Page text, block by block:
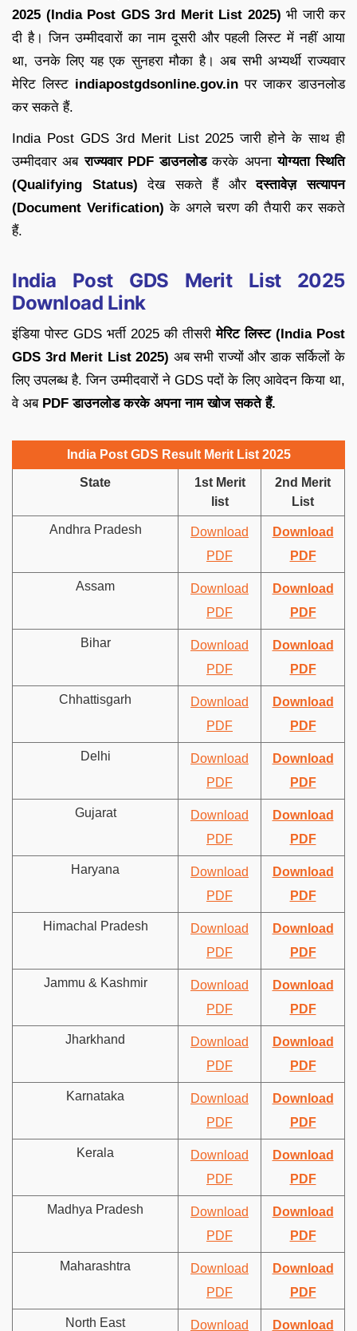
2025 (India Post GDS 3rd Merit List 2025) भी जारी कर
दी है। जिन उम्मीदवारों का नाम दूसरी और पहली लिस्ट में नहीं आया
था, उनके लिए यह एक सुनहरा मौका है। अब सभी अभ्यर्थी राज्यवार
मेरिट लिस्ट indiapostgdsonline.gov.in पर जाकर डाउनलोड
कर सकते हैं.
India Post GDS 3rd Merit List 2025 जारी होने के साथ ही
उम्मीदवार अबराज्यवार PDF डाउनलोडकरके अपनायोग्यता स्थिति
(Qualifying Status) देख सकते हैं औरदस्तावेज़ सत्यापन
(Document Verification) के अगले चरण की तैयारी कर सकते
हैं.
India Post GDS Merit List 2025
Download Link
इंडिया पोस्ट GDS भर्ती 2025 की तीसरी मेरिट लिस्ट (India Post
GDS 3rd Merit List 2025) अब सभी राज्यों और डाक सर्किलों के
लिए उपलब्ध है. जिन उम्मीदवारों ने GDS पदों के लिए आवेदन किया था,
वे अब PDF डाउनलोड करके अपना नाम खोज सकते हैं.
India Post GDS Result Merit List 2025
State
1st Merit
list
2nd Merit
List
Andhra Pradesh
Download
PDF
Download
PDF
Assam
Download
PDF
Download
PDF
Bihar
Download
PDF
Download
PDF
Chhattisgarh
Download
PDF
Download
PDF
Delhi
Download
PDF
Download
PDF
Gujarat
Download
PDF
Download
PDF
Haryana
Download
PDF
Download
PDF
Himachal Pradesh
Download
PDF
Download
PDF
Jammu & Kashmir
Download
PDF
Download
PDF
Jharkhand
Download
PDF
Download
PDF
Karnataka
Download
PDF
Download
PDF
Kerala
Download
PDF
Download
PDF
Madhya Pradesh
Download
PDF
Download
PDF
Maharashtra
Download
PDF
Download
PDF
North East Download Download